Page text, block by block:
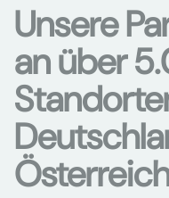
Unsere
an über